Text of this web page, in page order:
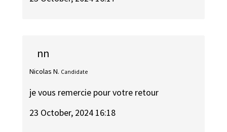
nn
Nicolas N. Candidate
je vous remercie pour votre retour
23 October, 2024 16:18